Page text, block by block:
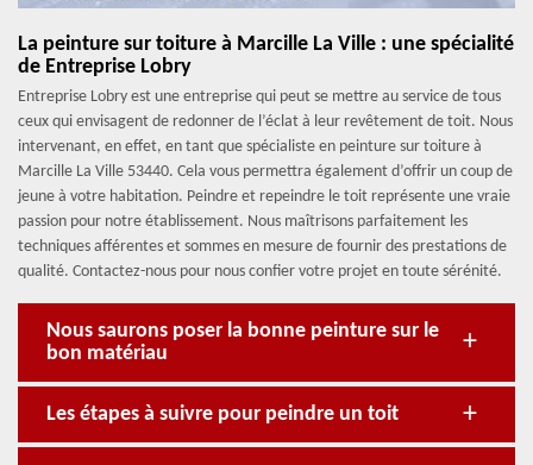
La peinture sur toiture à Marcille La Ville : une spécialité
de Entreprise Lobry
Entreprise Lobry est une entreprise qui peut se mettre au service de tous
ceux qui envisagent de redonner de l’éclat à leur revêtement de toit. Nous
intervenant, en effet, en tant que spécialiste en peinture sur toiture à
Marcille La Ville 53440. Cela vous permettra également d’offrir un coup de
jeune à votre habitation. Peindre et repeindre le toit représente une vraie
passion pour notre établissement. Nous maîtrisons parfaitement les
techniques afférentes et sommes en mesure de fournir des prestations de
qualité. Contactez-nous pour nous confier votre projet en toute sérénité.
Nous saurons poser la bonne peinture sur le
bon matériau
Les étapes à suivre pour peindre un toit